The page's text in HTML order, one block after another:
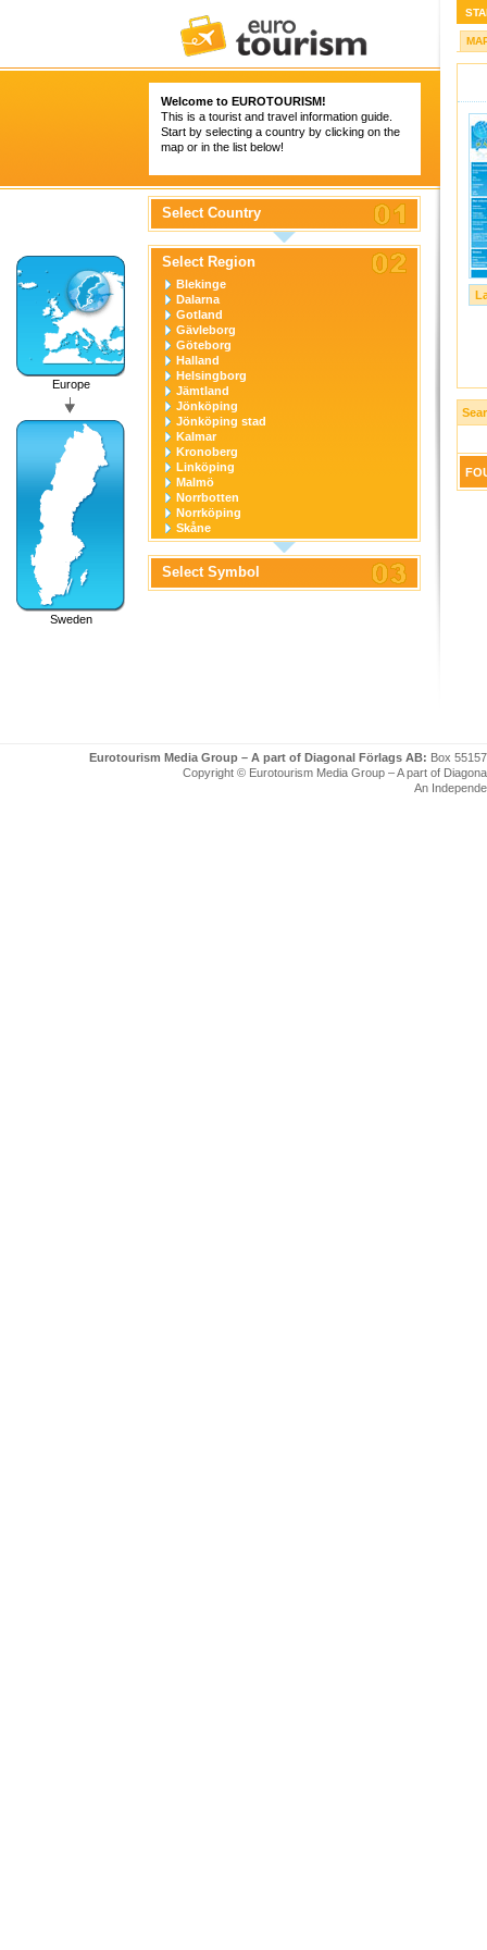
Welcome to EUROTOURISM!
This is a tourist and travel information guide.
Start by selecting a country by clicking on the
map or in the list below!
Europe
Sweden
Select Country
Select Region
Blekinge
Dalarna
Gotland
Gävleborg
Göteborg
Halland
Helsingborg
Jämtland
Jönköping
Jönköping stad
Kalmar
Kronoberg
Linköping
Malmö
Norrbotten
Norrköping
Skåne
Stockholm
Stockholm stad
Södermanland
Uppsala
Select Symbol
Eurotourism Media Group – A part of Diagonal Förlags AB: Box
Copyright © Eurotourism Media Group – A part of
An